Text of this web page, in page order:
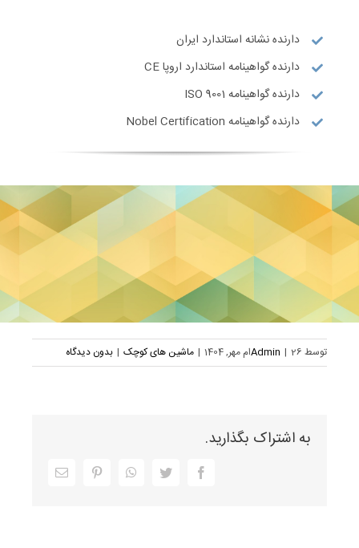
دارنده نشانه استاندارد ایران
دارنده گواهینامه استاندارد اروپا CE
دارنده گواهینامه ISO 9001
دارنده گواهینامه Nobel Certification
توسط Admin | 26ام مهر, 1404 | ماشین های کوچک | بدون دیدگاه
به اشتراک بگذارید.
Facebook
Twitter
WhatsApp
Pinterestایمیل